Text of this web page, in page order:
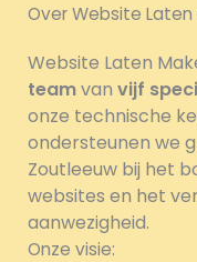
Over Website Laten
Website Laten
teamvan vijf
onze technische
ondersteunen we
Zoutleeuw bij het
websites en het
aanwezigheid.
Onze visie: